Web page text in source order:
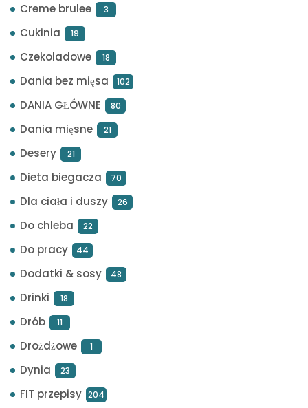
Creme brulee 3
Cukinia 19
Czekoladowe 18
Dania bez mięsa 102
DANIA GŁÓWNE 80
Dania mięsne 21
Desery 21
Dieta biegacza 70
Dla ciała i duszy 26
Do chleba 22
Do pracy 44
Dodatki & sosy 48
Drinki 18
Drób 11
Drożdżowe 1
Dynia 23
FIT przepisy 204